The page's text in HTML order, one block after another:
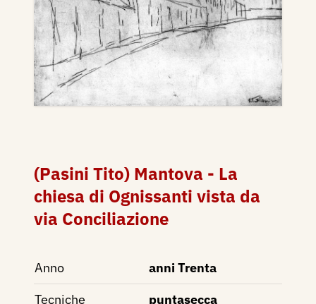
(Pasini Tito) Mantova - La
chiesa di Ognissanti vista da
via Conciliazione
Anno
anni Trenta
Tecniche
puntasecca